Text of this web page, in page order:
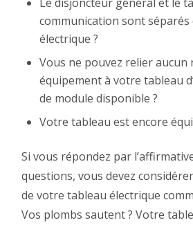
communication sont
électrique ?
Vous ne pouvez relier aucun
équipement à votre tableau
de module disponible ?
Votre tableau est encore
Si vous répondez par
questions, vous devez
de votre tableau électrique
Vos plombs sautent ? Votre